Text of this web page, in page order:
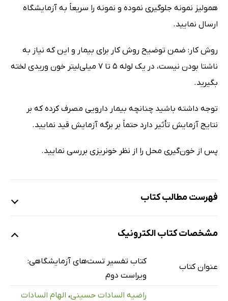
همولیز نمونه جلوگیری نموده و نمونه را سریعاً به آزمایشگاه
ارسال نمایید.
روش کار: ضمن توضیح روش کار برای بیمار و این که نیاز به
ناشتا بودن نیست، در یک لوله 5 تا 7 میلی‌لیتر خون وریدی لخته
بگیرید.
توجه داشته باشید چنانچه بیمار دارویی مصرف کرده که بر
نتایج آزمایش تأثیر دارد حتماً بر برگه آزمایش قید نمایید.
پس از خون‌گیری محل را از نظر خونریزی بررسی نمایید.
فهرست مطالب کتاب
جمع‌آوری نمونه‌ی جهت نمونه‌گیری از ورید
جمع‌آوری نمونه‌ی جهت کشت خون
جمع‌آوری نمونه‌ی مدفوع
مشخصات کتاب الکترونیک
عنوان کتاب
کتاب تفسیر تست‌های آزمایشگاهی:
ویراست دوم
راضیه السادات حسینی، الهام السادات